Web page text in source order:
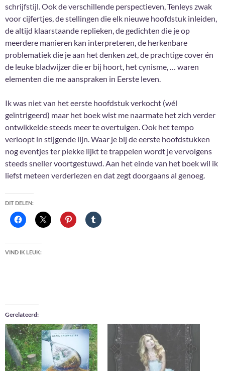
schrijfstijl. Ook de verschillende perspectieven, Tenleys zwak
voor cijfertjes, de stellingen die elk nieuwe hoofdstuk inleiden,
de altijd klaarstaande replieken, de gedichten die je op
meerdere manieren kan interpreteren, de herkenbare
problematiek die je aan het denken zet, de prachtige cover én
de leuke bladwijzer die er bij hoort, het cynisme, … waren
elementen die me aanspraken in Eerste leven.
Ik was niet van het eerste hoofdstuk verkocht (wél
geïntrigeerd) maar het boek wist me naarmate het zich verder
ontwikkelde steeds meer te overtuigen. Ook het tempo
verloopt in stijgende lijn. Waar je bij de eerste hoofdstukken
nog eventjes ter plekke lijkt te trappelen wordt je vervolgens
steeds sneller voortgestuwd. Aan het einde van het boek wil ik
liefst meteen verderlezen en dat zegt doorgaans al genoeg.
DIT DELEN:
VIND IK LEUK:
Gerelateerd